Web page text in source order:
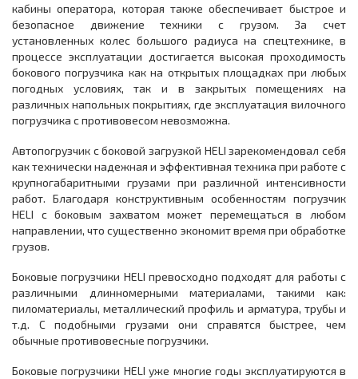
кабины оператора, которая также обеспечивает быстрое и
безопасное движение техники с грузом. За счет
установленных колес большого радиуса на спецтехнике, в
процессе эксплуатации достигается высокая проходимость
бокового погрузчика как на открытых площадках при любых
погодных условиях, так и в закрытых помещениях на
различных напольных покрытиях, где эксплуатация вилочного
погрузчика с противовесом невозможна.
Автопогрузчик с боковой загрузкой HELI зарекомендовал себя
как технически надежная и эффективная техника при работе с
крупногабаритными грузами при различной интенсивности
работ. Благодаря конструктивным особенностям погрузчик
HELI с боковым захватом может перемещаться в любом
направлении, что существенно экономит время при обработке
грузов.
Боковые погрузчики HELI превосходно подходят для работы с
различными длинномерными материалами, такими как:
пиломатериалы, металлический профиль и арматура, трубы и
т.д. С подобными грузами они справятся быстрее, чем
обычные противовесные погрузчики.
Боковые погрузчики HELI уже многие годы эксплуатируются в